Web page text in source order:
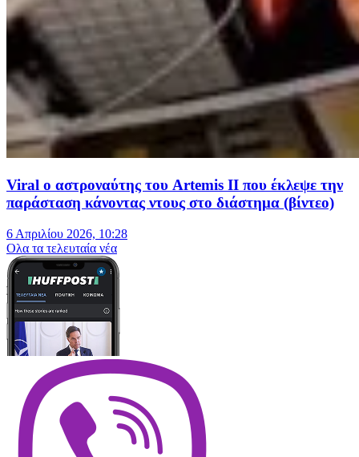
Viral ο αστροναύτης του Artemis II που έκλεψε την
παράσταση κάνοντας ντους στο διάστημα (βίντεο)
6 Απριλίου 2026, 10:28
Oλα τα τελευταία νέα